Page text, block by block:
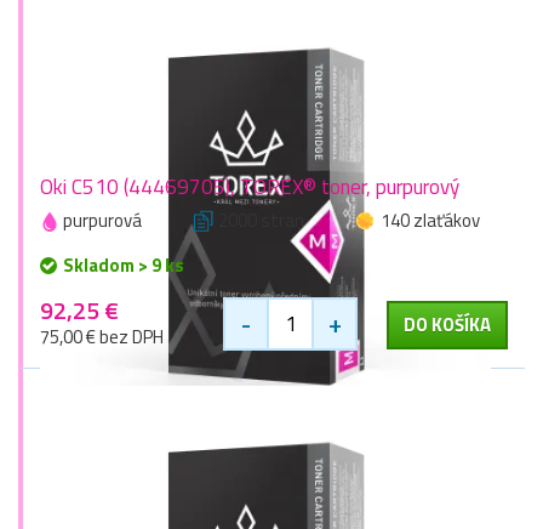
Oki C510 (44469705), TOREX® toner, purpurový
purpurová 2000 stran
140 zlaťákov
Skladom > 9 ks
92,25 €
75,00 € bez DPH - + DO KOŠÍKA